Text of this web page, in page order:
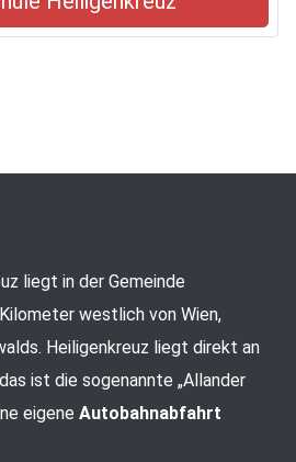
liegt in der Gemeinde
westlich von Wien,
Heiligenkreuz liegt direkt an
das ist die sogenannte „Allander
eigene Autobahnabfahrt